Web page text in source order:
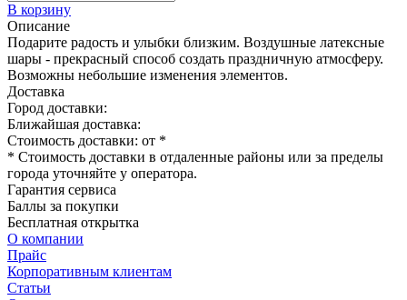
В корзину
Описание
Подарите радость и улыбки близким. Воздушные латексные
шары - прекрасный способ создать праздничную атмосферу.
Возможны небольшие изменения элементов.
Доставка
Город доставки:
Ближайшая доставка:
Стоимость доставки: от *
* Стоимость доставки в отдаленные районы или за пределы
города уточняйте у оператора.
Гарантия сервиса
Баллы за покупки
Бесплатная открытка
О компании
Прайс
Корпоративным клиентам
Статьи